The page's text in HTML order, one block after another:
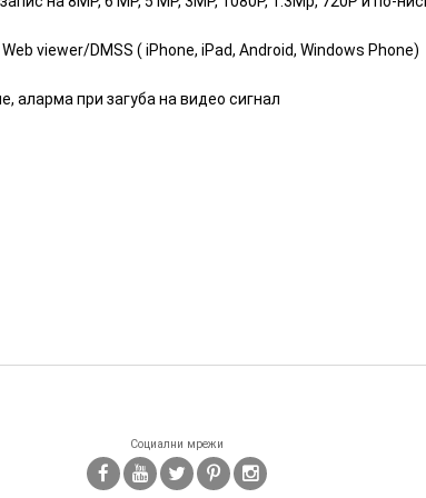
viewer/DMSS ( iPhone, iPad, Android, Windows Phone)
аларма при загуба на видео сигнал
Социални мрежи